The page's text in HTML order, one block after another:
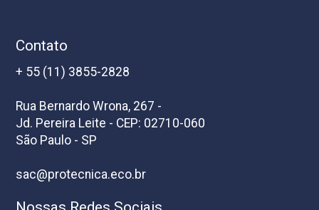
Contato
+ 55 (11) 3855-2828
Rua Bernardo Wrona, 267 -
Jd. Pereira Leite - CEP: 02710-060
São Paulo - SP
sac@protecnica.eco.br